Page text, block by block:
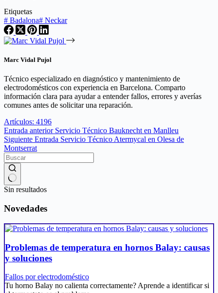
Etiquetas
# Badalona# Neckar
Marc Vidal Pujol
Técnico especializado en diagnóstico y mantenimiento de
electrodomésticos con experiencia en Barcelona. Comparto
información clara para ayudar a entender fallos, errores y averías
comunes antes de solicitar una reparación.
Artículos: 4196
Entrada anterior Servicio Técnico Bauknecht en Manlleu
Siguiente Entrada Servicio Técnico Atermycal en Olesa de
Montserrat
Sin resultados
Novedades
Problemas de temperatura en hornos Balay: causas
y soluciones
Fallos por electrodoméstico
Tu horno Balay no calienta correctamente? Aprende a identificar si